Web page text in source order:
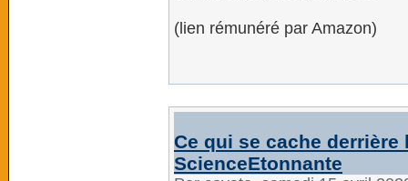
(lien rémunéré par Amazon)
Ce qui se cache derrière
ScienceEtonnante